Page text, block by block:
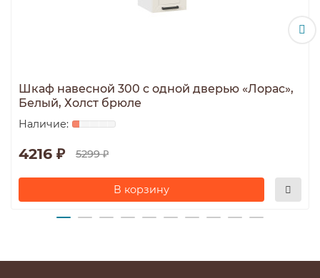
Шкаф навесной 300 c одной дверью «Лорас»,
Белый, Холст брюле
4216 ₽ 5299 ₽
В корзину